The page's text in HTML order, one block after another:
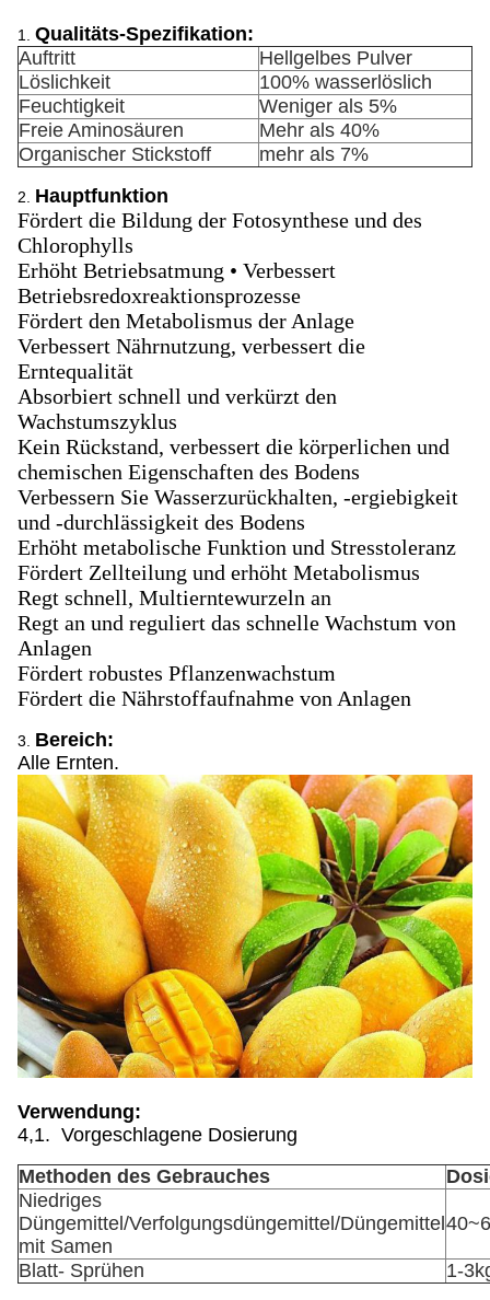
1. Qualitäts-Spezifikation:
Auftritt
Hellgelbes Pulver
Löslichkeit
100% wasserlöslich
Feuchtigkeit
Weniger als 5%
Freie Aminosäuren
Mehr als 40%
Organischer Stickstoff
mehr als 7%
2. Hauptfunktion
Fördert die Bildung der Fotosynthese und des
Chlorophylls
Erhöht Betriebsatmung • Verbessert
Betriebsredoxreaktionsprozesse
Fördert den Metabolismus der Anlage
Verbessert Nährnutzung, verbessert die
Erntequalität
Absorbiert schnell und verkürzt den
Wachstumszyklus
Kein Rückstand, verbessert die körperlichen und
chemischen Eigenschaften des Bodens
Verbessern Sie Wasserzurückhalten, -ergiebigkeit
und -durchlässigkeit des Bodens
Erhöht metabolische Funktion und Stresstoleranz
Fördert Zellteilung und erhöht Metabolismus
Regt schnell, Multierntewurzeln an
Regt an und reguliert das schnelle Wachstum von
Anlagen
Fördert robustes Pflanzenwachstum
Fördert die Nährstoffaufnahme von Anlagen
3. Bereich:
Alle Ernten.
Verwendung:
4,1. Vorgeschlagene Dosierung
Methoden des Gebrauches
Niedriges
Düngemittel/Verfolgungsdüngemittel/Düngemittel
mit Samen
Blatt- Sprühen 1-